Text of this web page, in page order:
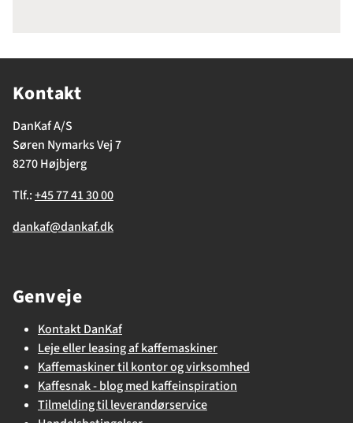
Kontakt
DanKaf A/S
Søren Nymarks Vej 7
8270 Højbjerg
Tlf.:+45 77 41 30 00
dankaf@dankaf.dk
Genveje
Kontakt DanKaf
Leje eller leasing af kaffemaskiner
Kaffemaskiner til kontor og virksomhed
Kaffesnak - blog med kaffeinspiration
Tilmelding til leverandørservice